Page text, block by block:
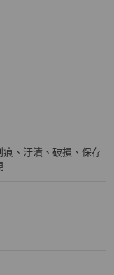
、汙漬、破損、保存